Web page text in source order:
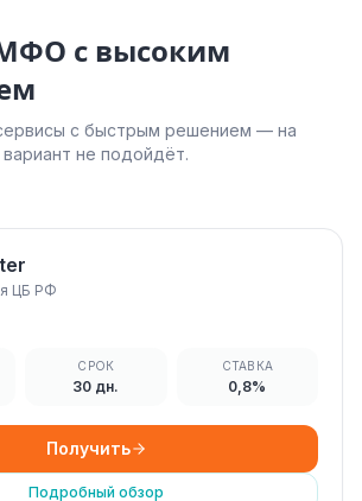
с высоким
с быстрым решением — на
не подойдёт.
ЦБ РФ
СРОК
30 дн.
СТАВКА
0,8%
Получить
Подробный обзор